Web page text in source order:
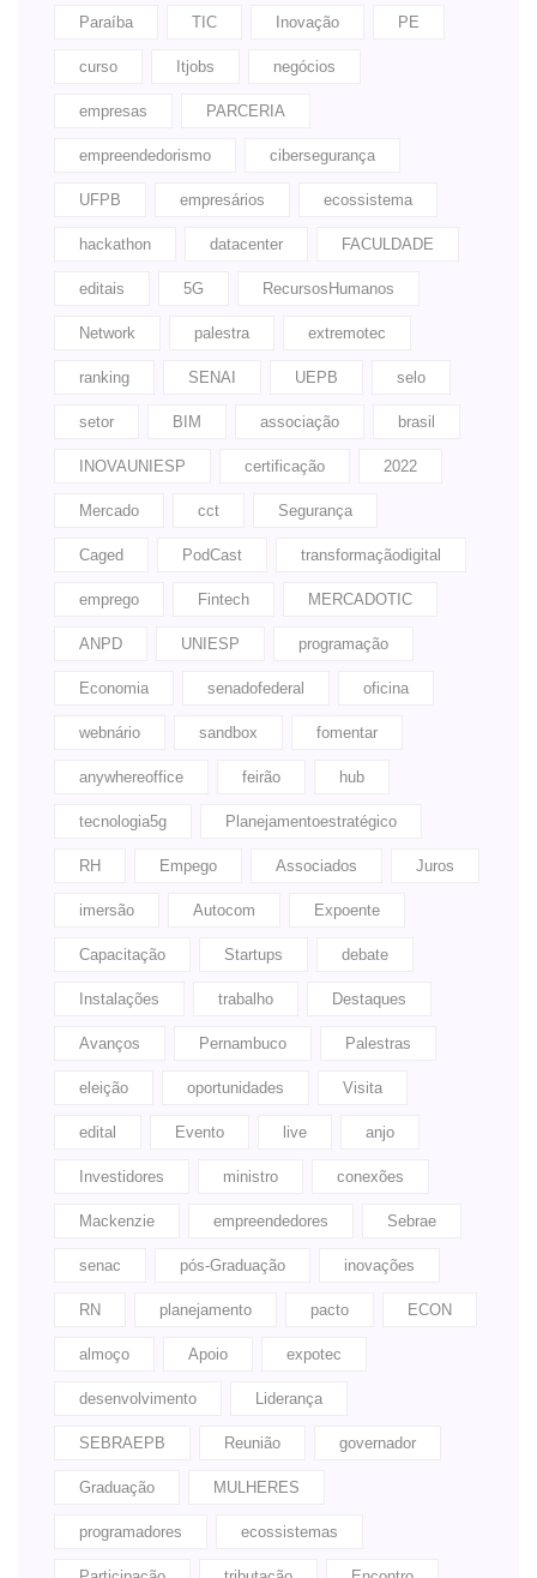
Paraíba TIC Inovação PE
curso Itjobs negócios
empresas PARCERIA
empreendedorismo cibersegurança
UFPB empresários ecossistema
hackathon datacenter FACULDADE
editais 5G RecursosHumanos
Network palestra extremotec
ranking SENAI UEPB selo
setor BIM associação brasil
INOVAUNIESP certificação 2022
Mercado cct Segurança
Caged PodCast transformaçãodigital
emprego Fintech MERCADOTIC
ANPD UNIESP programação
Economia senadofederal oficina
webnário sandbox fomentar
anywhereoffice feirão hub
tecnologia5g Planejamentoestratégico
RH Empego Associados Juros
imersão Autocom Expoente
Capacitação Startups debate
Instalações trabalho Destaques
Avanços Pernambuco Palestras
eleição oportunidades Visita
edital Evento live anjo
Investidores ministro conexões
Mackenzie empreendedores Sebrae
senac pós-Graduação inovações
RN planejamento pacto ECON
almoço Apoio expotec
desenvolvimento Liderança
SEBRAEPB Reunião governador
Graduação MULHERES
programadores ecossistemas